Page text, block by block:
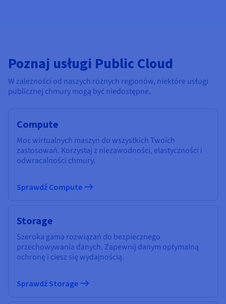
Poznaj usługi Public Cloud
W zależności od naszych różnych regionów, niektóre usługi
publicznej chmury mogą być niedostępne.
Compute
Moc wirtualnych maszyn do wszystkich Twoich
zastosowań. Korzystaj z niezawodności, elastyczności i
odwracalności chmury.
Sprawdź Compute
Storage
Szeroka gama rozwiązań do bezpiecznego
przechowywania danych. Zapewnij danym optymalną
ochronę i ciesz się wydajnością.
Sprawdź Storage